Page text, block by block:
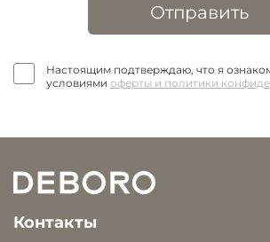
Отправить
Настоящим подтверждаю, что я
условиями оферты и политики
Контакты